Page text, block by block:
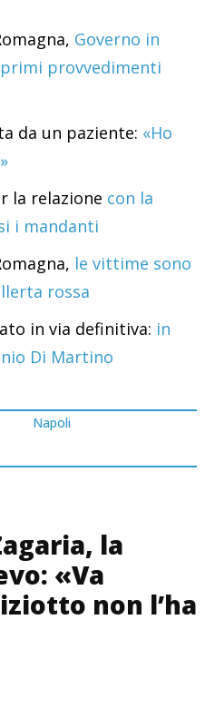
Governo in
provvedimenti
da un paziente: «Ho
la relazione con la
i mandanti
le vittime sono
rossa
in via definitiva: in
Di Martino
Napoli
la
«Va
non l’ha